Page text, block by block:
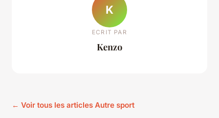
K
ECRIT PAR
Kenzo
← Voir tous les articles Autre sport